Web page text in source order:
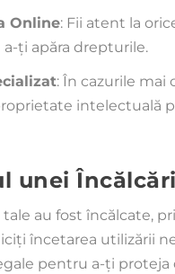
Online: Fii atent la
ți apăra drepturile.
: În cazurile mai
intelectuală
unei
au fost încălcate,
încetarea utilizării
pentru a-ți